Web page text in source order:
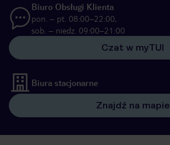
Biuro Obsługi Klienta
pon. – pt. 08:00–22:00,
sob. – niedz. 09:00–21:00
Czat w myTUI
Biura stacjonarne
Znajdź na mapie